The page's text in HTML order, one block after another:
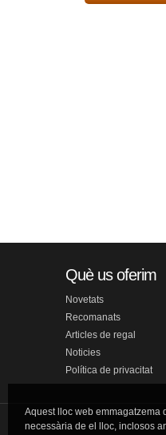
Què us oferim
Novetats
Recomanats
Articles de regal
Noticies
Política de privacitat
Aquest lloc web emmagatzema
necessària de el lloc, inclosos